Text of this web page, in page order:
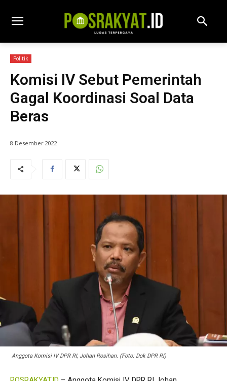
Politik
Komisi IV Sebut Pemerintah
Gagal Koordinasi Soal Data
Beras
8 Desember 2022
Anggota Komisi IV DPR RI, Johan Rosihan. (Foto: Dok DPR RI)